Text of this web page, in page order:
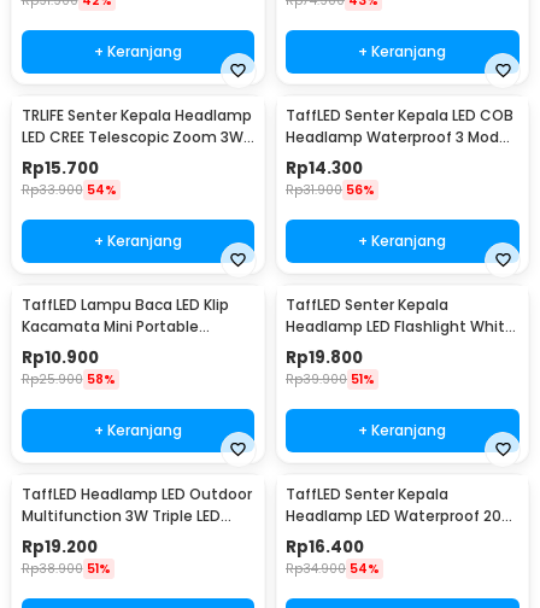
+ Keranjang + Keranjang
TRLIFE Senter Kepala Headlamp
LED CREE Telescopic Zoom 3W
160 Lumens - HE06
Rp15.700
Rp33.900 54%
+ Keranjang
TaffLED Senter Kepala LED COB
Headlamp Waterproof 3 Mode
400 Lumens - CH-2016
Rp14.300
Rp31.900 56%
+ Keranjang
TaffLED Lampu Baca LED Klip
Kacamata Mini Portable
Glasses Light 1 PCS - ZMD00165
Rp10.900
Rp25.900 58%
+ Keranjang
TaffLED Senter Kepala
Headlamp LED Flashlight White
and Red Waterproof - W30
Rp19.800
Rp39.900 51%
+ Keranjang
TaffLED Headlamp LED Outdoor
Multifunction 3W Triple LED
IPX6 - GD63
Rp19.200
Rp38.900 51%
TaffLED Senter Kepala
Headlamp LED Waterproof 200
Lumens - HC10
Rp16.400
Rp34.900 54%